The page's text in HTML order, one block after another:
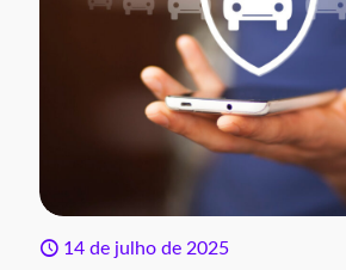
14 de julho de 2025